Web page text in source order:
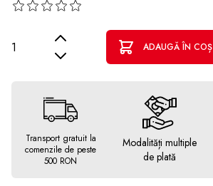
ADAUGĂ ÎN COȘ
Transport gratuit la
comenzile de peste
500 RON
Modalități multiple
de plată